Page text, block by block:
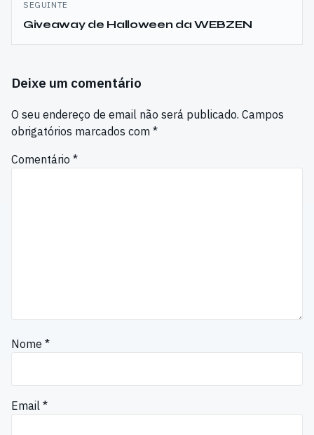
SEGUINTE
Giveaway de Halloween da WEBZEN
Deixe um comentário
O seu endereço de email não será publicado. Campos
obrigatórios marcados com *
Comentário *
Nome *
Email *